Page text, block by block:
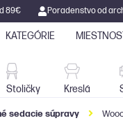
89€ Poradenstvo od
KATEGÓRIE
Stoličky Kreslá
sedacie súpravy